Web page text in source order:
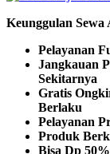
Keunggulan Sewa
Pelayanan
Jangkauan
Sekitarnya
Gratis
Berlaku
Pelayanan
Produk
Bisa Dp